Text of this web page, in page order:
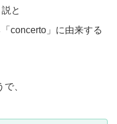
と
concerto」に由来する
、